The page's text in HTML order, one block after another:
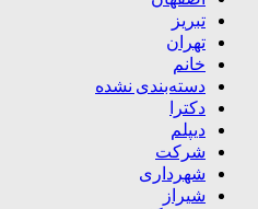
تبریز
تهران
خانم
دسته‌بندی نشده
دکترا
دیپلم
شرکت
شهرداری
شیراز